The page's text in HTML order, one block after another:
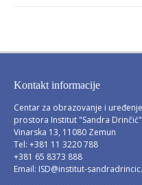
Kontakt informacije
Centar za obrazovanje i uređenje
prostora Institut "Sandra Drinčić"
Vinarska 13, 11080 Zemun
Tel: +381 11 3220 788
+381 65 8373 888
Email: ISD@institut-